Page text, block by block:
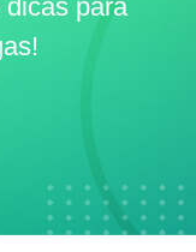
para